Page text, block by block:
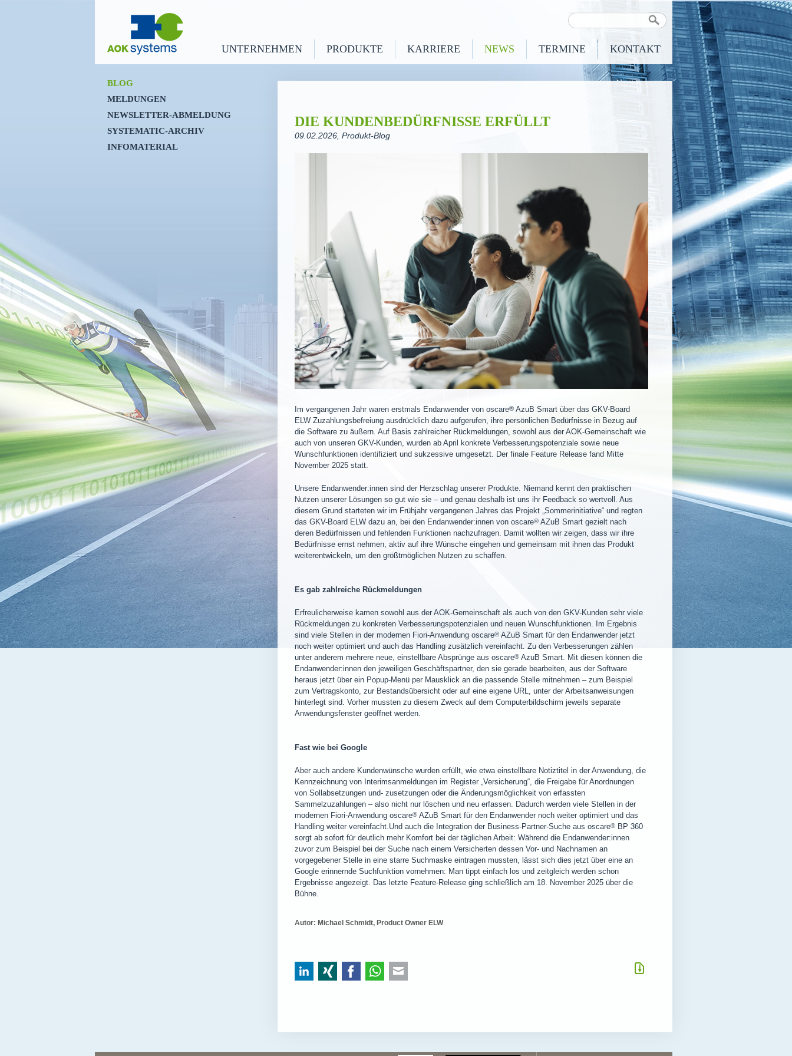
UNTERNEHMEN PRODUKTE KARRIERE NEWS TERMINE KONTAKT
DIE KUNDENBEDÜRFNISSE ERFÜLLT
09.02.2026, Produkt-Blog
Im vergangenen Jahr waren erstmals Endanwender von oscare® AzuB Smart über das GKV-Board
ELW Zuzahlungsbefreiung ausdrücklich dazu aufgerufen, ihre persönlichen Bedürfnisse in Bezug auf
die Software zu äußern. Auf Basis zahlreicher Rückmeldungen, sowohl aus der AOK-Gemeinschaft wie
auch von unseren GKV-Kunden, wurden ab April konkrete Verbesserungspotenziale sowie neue
Wunschfunktionen identifiziert und sukzessive umgesetzt. Der finale Feature Release fand Mitte
November 2025 statt.
Unsere Endanwender:innen sind der Herzschlag unserer Produkte. Niemand kennt den praktischen
Nutzen unserer Lösungen so gut wie sie – und genau deshalb ist uns ihr Feedback so wertvoll. Aus
diesem Grund starteten wir im Frühjahr vergangenen Jahres das Projekt „Sommerinitiative“ und regten
das GKV-Board ELW dazu an, bei den Endanwender:innen von oscare® AZuB Smart gezielt nach
deren Bedürfnissen und fehlenden Funktionen nachzufragen. Damit wollten wir zeigen, dass wir ihre
Bedürfnisse ernst nehmen, aktiv auf ihre Wünsche eingehen und gemeinsam mit ihnen das Produkt
weiterentwickeln, um den größtmöglichen Nutzen zu schaffen.
Es gab zahlreiche Rückmeldungen
Erfreulicherweise kamen sowohl aus der AOK-Gemeinschaft als auch von den GKV-Kunden sehr viele
Rückmeldungen zu konkreten Verbesserungspotenzialen und neuen Wunschfunktionen. Im Ergebnis
sind viele Stellen in der modernen Fiori-Anwendung oscare® AZuB Smart für den Endanwender jetzt
noch weiter optimiert und auch das Handling zusätzlich vereinfacht. Zu den Verbesserungen zählen
unter anderem mehrere neue, einstellbare Absprünge aus oscare® AzuB Smart. Mit diesen können die
Endanwender:innen den jeweiligen Geschäftspartner, den sie gerade bearbeiten, aus der Software
heraus jetzt über ein Popup-Menü per Mausklick an die passende Stelle mitnehmen – zum Beispiel
zum Vertragskonto, zur Bestandsübersicht oder auf eine eigene URL, unter der Arbeitsanweisungen
hinterlegt sind. Vorher mussten zu diesem Zweck auf dem Computerbildschirm jeweils separate
Anwendungsfenster geöffnet werden.
Fast wie bei Google
Aber auch andere Kundenwünsche wurden erfüllt, wie etwa einstellbare Notiztitel in der Anwendung, die
Kennzeichnung von Interimsanmeldungen im Register „Versicherung“, die Freigabe für Anordnungen
von Sollabsetzungen und- zusetzungen oder die Änderungsmöglichkeit von erfassten
Sammelzuzahlungen – also nicht nur löschen und neu erfassen. Dadurch werden viele Stellen in der
modernen Fiori-Anwendung oscare® AZuB Smart für den Endanwender noch weiter optimiert und das
Handling weiter vereinfacht.Und auch die Integration der Business-Partner-Suche aus oscare® BP 360
sorgt ab sofort für deutlich mehr Komfort bei der täglichen Arbeit: Während die Endanwender:innen
zuvor zum Beispiel bei der Suche nach einem Versicherten dessen Vor- und Nachnamen an
vorgegebener Stelle in eine starre Suchmaske eintragen mussten, lässt sich dies jetzt über eine an
Google erinnernde Suchfunktion vornehmen: Man tippt einfach los und zeitgleich werden schon
Ergebnisse angezeigt. Das letzte Feature-Release ging schließlich am 18. November 2025 über die
Bühne.
Autor: Michael Schmidt, Product Owner ELW
LinkedInXing FacebookWhatsApp
BLOG
MELDUNGEN
NEWSLETTER-ABMELDUNG
SYSTEMATIC-ARCHIV
INFOMATERIAL